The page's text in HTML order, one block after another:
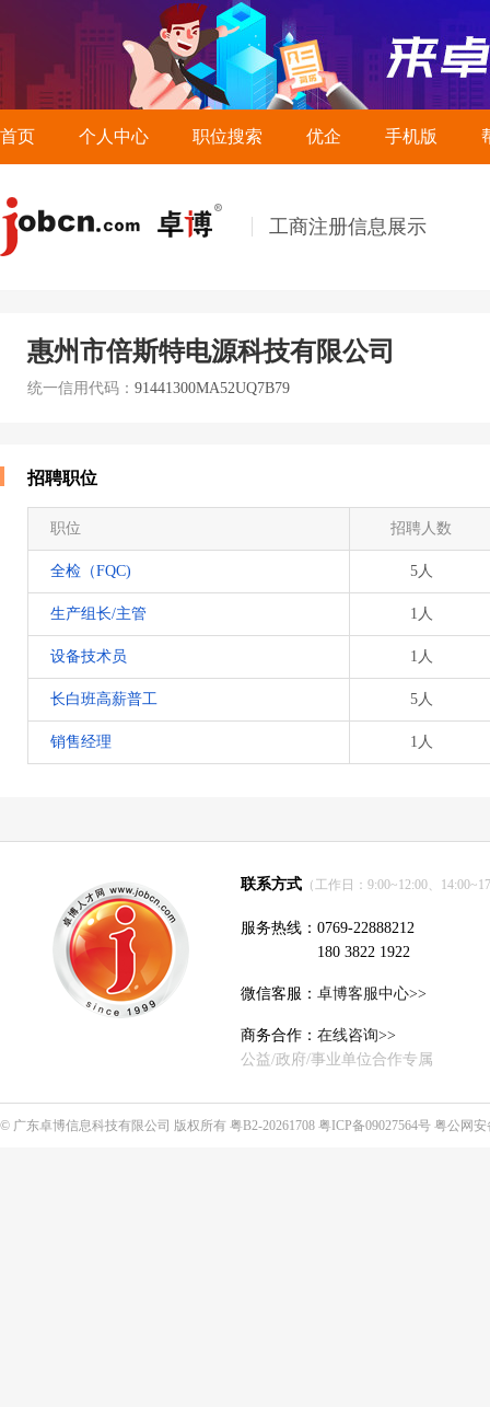
首页 个人中心 职位搜索 优企 手机版
工商注册信息展示
惠州市倍斯特电源科技有限公司
统一信用代码： 91441300MA52UQ7B79
招聘职位
职位 招聘人数
全检（FQC) 5人
生产组长/主管 1人
设备技术员 1人
长白班高薪普工 5人
销售经理 1人
联系方式 （工作日：9:00~12:00、
服务热线：0769-22888212
180 3822 1922
微信客服： 卓博客服中心>>
商务合作： 在线咨询>>
公益/政府/事业单位合作专属
© 广东卓博信息科技有限公司 版权所有 粤B2-20261708 粤ICP备09027564号 粤公网安